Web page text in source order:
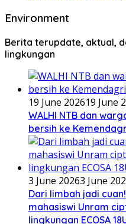
Environment
Berita terupdate, aktual,
lingkungan
19 June 202619 June
WALHI NTB dan
bersih ke
3 June 20263 June
Dari limbah jadi
mahasiswi Unram
lingkungan ECOSA